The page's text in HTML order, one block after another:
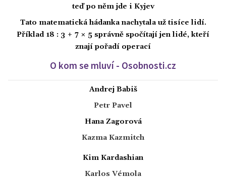
teď po něm jde i Kyjev
Tato matematická hádanka nachytala už tisíce lidí.
Příklad 18 : 3 + 7 × 5 správně spočítají jen lidé, kteří
znají pořadí operací
O kom se mluví - Osobnosti.cz
Andrej Babiš
Petr Pavel
Hana Zagorová
Kazma Kazmitch
Kim Kardashian
Karlos Vémola